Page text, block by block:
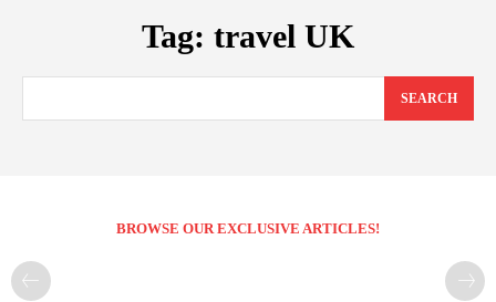
Tag: travel UK
SEARCH
BROWSE OUR EXCLUSIVE ARTICLES!